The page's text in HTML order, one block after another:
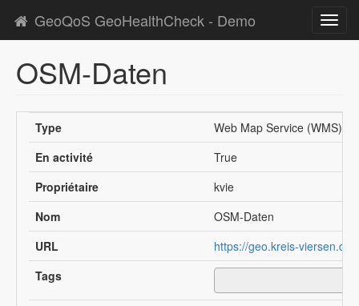
GeoQoS GeoHealthCheck - Demo
OSM-Daten
Type
Web Map Service (WMS)
En activité
True
Propriétaire
kvie
Nom
OSM-Daten
URL
https://geo.kreis-
Tags